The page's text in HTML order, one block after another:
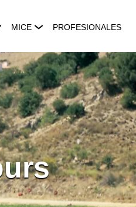
MICE PROFESIONALES